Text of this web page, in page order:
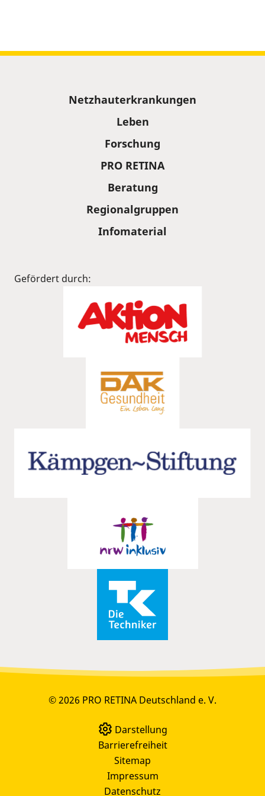
Netzhauterkrankungen
Leben
Forschung
PRO RETINA
Beratung
Regionalgruppen
Infomaterial
Gefördert durch:
© 2026 PRO RETINA Deutschland e. V.
Darstellung
Barrierefreiheit
Sitemap
Impressum
Datenschutz